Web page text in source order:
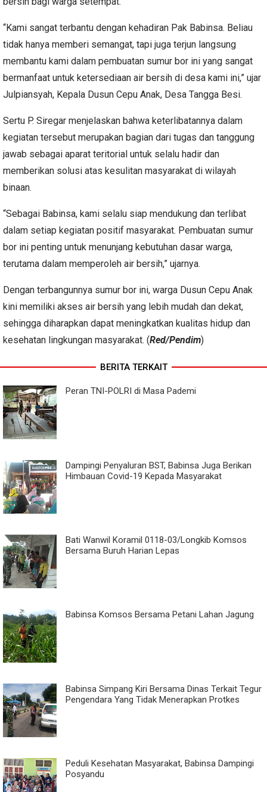
“Kami sangat terbantu dengan kehadiran Pak Babinsa. Beliau
tidak hanya memberi semangat, tapi juga terjun langsung
membantu kami dalam pembuatan sumur bor ini yang sangat
bermanfaat untuk ketersediaan air bersih di desa kami ini,” ujar
Julpiansyah, Kepala Dusun Cepu Anak, Desa Tangga Besi.
Sertu P. Siregar menjelaskan bahwa keterlibatannya dalam
kegiatan tersebut merupakan bagian dari tugas dan tanggung
jawab sebagai aparat teritorial untuk selalu hadir dan
memberikan solusi atas kesulitan masyarakat di wilayah
binaan.
“Sebagai Babinsa, kami selalu siap mendukung dan terlibat
dalam setiap kegiatan positif masyarakat. Pembuatan sumur
bor ini penting untuk menunjang kebutuhan dasar warga,
terutama dalam memperoleh air bersih,” ujarnya.
Dengan terbangunnya sumur bor ini, warga Dusun Cepu Anak
kini memiliki akses air bersih yang lebih mudah dan dekat,
sehingga diharapkan dapat meningkatkan kualitas hidup dan
kesehatan lingkungan masyarakat. (Red/Pendim)
BERITA TERKAIT
Peran TNI-POLRI di Masa Pademi
Dampingi Penyaluran BST, Babinsa Juga Berikan
Himbauan Covid-19 Kepada Masyarakat
Bati Wanwil Koramil 0118-03/Longkib Komsos
Bersama Buruh Harian Lepas
Babinsa Komsos Bersama Petani Lahan Jagung
Babinsa Simpang Kiri Bersama Dinas Terkait Tegur
Pengendara Yang Tidak Menerapkan Protkes
Peduli Kesehatan Masyarakat, Babinsa Dampingi
Posyandu